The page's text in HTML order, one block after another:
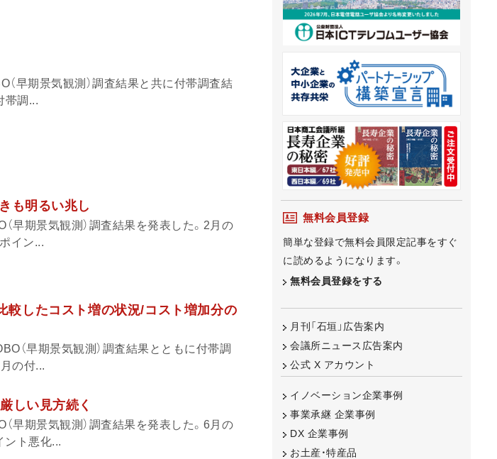
（早期景気観測）調査結果と共に付帯調査結
帯調...
も明るい兆し
早期景気観測）調査結果を発表した。2月の
イン...
較したコスト増の状況/コスト増加分の
（早期景気観測）調査結果とともに付帯調
の付...
しい見方続く
早期景気観測）調査結果を発表した。6月の
ント悪化...
無料会員登録
簡単な登録で無料会員限定記事をすぐ
に読めるようになります。
無料会員登録をする
月刊「石垣」広告案内
会議所ニュース広告案内
公式 X アカウント
イノベーション企業事例
事業承継 企業事例
DX 企業事例
お土産・特産品